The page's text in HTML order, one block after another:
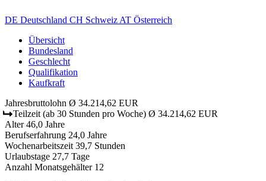
DE Deutschland CH Schweiz AT Österreich
Übersicht
Bundesland
Geschlecht
Qualifikation
Kaufkraft
Jahresbruttolohn Ø 34.214,62 EUR
Teilzeit (ab 30 Stunden pro Woche) Ø 34.214,62 EUR
Alter 46,0 Jahre
Berufserfahrung 24,0 Jahre
Wochenarbeitszeit 39,7 Stunden
Urlaubstage 27,7 Tage
Anzahl Monatsgehälter 12